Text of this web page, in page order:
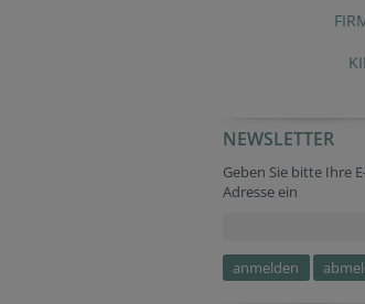
Fax
Verification code
Company website
URL
Fax
NEWSLETTER
Geben Sie bitte Ihre
Adresse ein